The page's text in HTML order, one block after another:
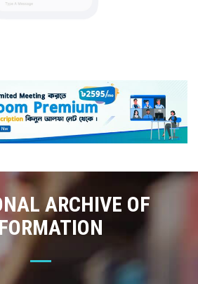
ARCHIVE OF